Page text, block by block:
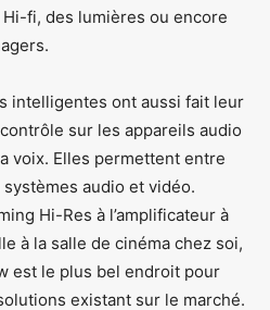
fi, des lumières ou encore
intelligentes ont aussi fait leur
sur les appareils audio
voix. Elles permettent entre
audio et vidéo.
Hi-Res à l’amplificateur à
à la salle de cinéma chez soi,
est le plus bel endroit pour
existant sur le marché.